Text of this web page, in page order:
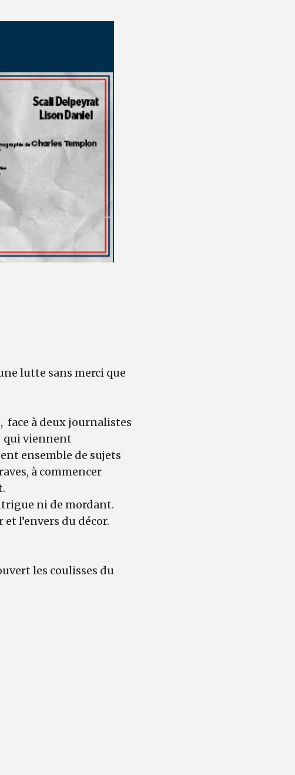
lutte sans merci que
face à deux journalistes
qui viennent
ensemble de sujets
à commencer
ni de mordant.
l’envers du décor.
les coulisses du